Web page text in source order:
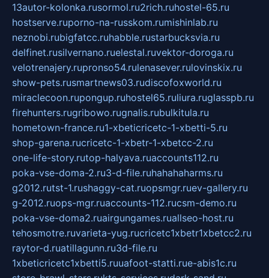
13autor-kolonka.rusormol.ru2rich.ruhostel-65.ru
hostserve.ruporno-na-russkom.rumishinlab.ru
neznobi.rubigfatcc.ruhabble.rustarbucksvia.ru
delfinet.rusilvernano.ruelestal.ruvektor-doroga.ru
velotrenajery.rupronso54.rulenasever.rulovinskix.ru
show-pets.rusmartnews03.rudiscofoxworld.ru
miraclecoon.rupongup.ruhostel65.ruliura.ruglasspb.ru
firehunters.rugribowo.rugnalis.rubulkitula.ru
hometown-france.ru1-xbeticricetc-1-xbetti-5.ru
shop-garena.rucricetc-1-xbetr-1-xbetcc-2.ru
one-life-story.rutop-halyava.ruaccounts112.ru
poka-vse-doma-2.ru3-d-file.ruhahahaharms.ru
g2012.rutst-1.rushaggy-cat.ruopsmgr.ruev-gallery.ru
g-2012.ruops-mgr.ruaccounts-112.rucsm-demo.ru
poka-vse-doma2.ruairgungames.ruallseo-host.ru
tehosmotre.ruvarieta-yug.rucricetc1xbetr1xbetcc2.ru
raytor-d.ruatillagunn.ru3d-file.ru
1xbeticricetc1xbetti5.ruuafoot-statti.rue-abis1c.ru